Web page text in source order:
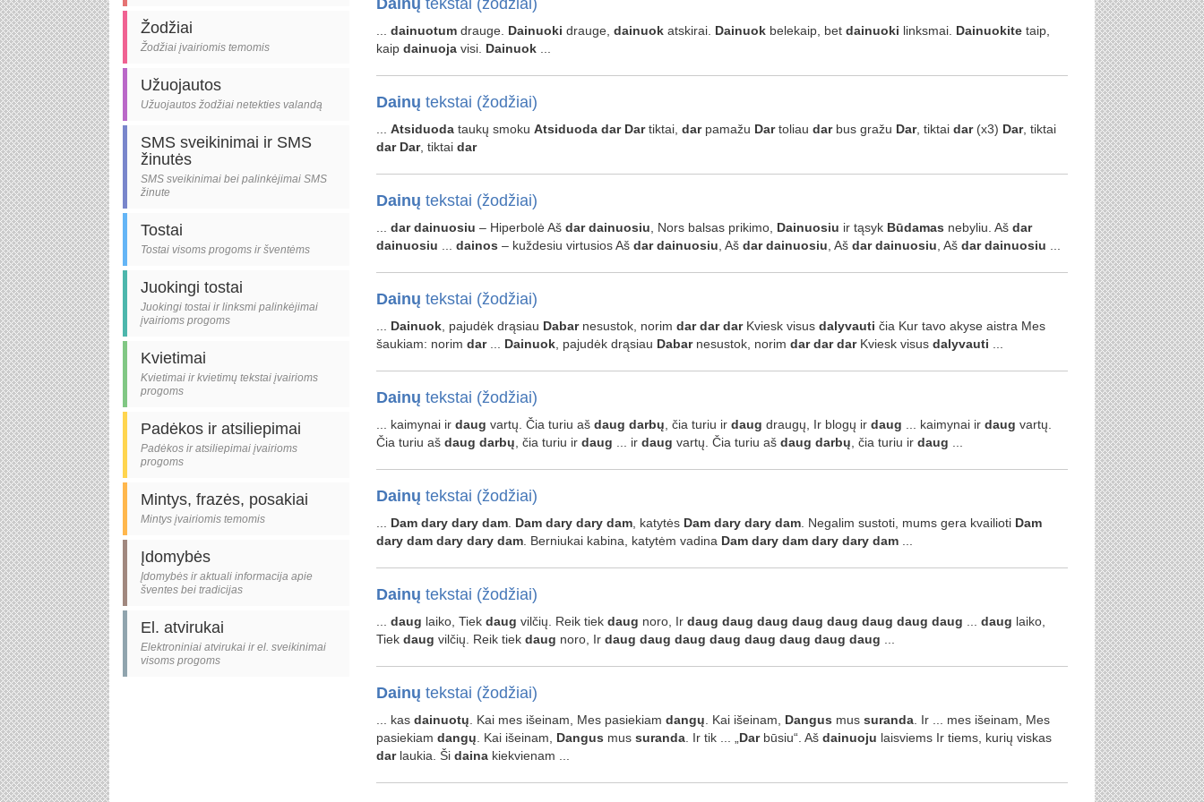
Žodžiai
Žodžiai įvairiomis temomis
Užuojautos
Užuojautos žodžiai netekties valandą
SMS sveikinimai ir SMS
žinutės
SMS sveikinimai bei palinkėjimai SMS
žinute
Tostai
Tostai visoms progoms ir šventėms
Juokingi tostai
Juokingi tostai ir linksmi palinkėjimai
įvairioms progoms
Kvietimai
Kvietimai ir kvietimų tekstai įvairioms
progoms
Padėkos ir atsiliepimai
Padėkos ir atsiliepimai įvairioms
progoms
Mintys, frazės, posakiai
Mintys įvairiomis temomis
Įdomybės
Įdomybės ir aktuali informacija apie
šventes bei tradicijas
El. atvirukai
Elektroniniai atvirukai ir el. sveikinimai
visoms progoms
Dainų tekstai (žodžiai)
dainuotumdrauge. Dainuoki drauge, dainuokatskirai. Dainuokbelekaip, bet dainuoki linksmai. Dainuokitetaip,
kaip dainuojavisi. Dainuok...
Dainų tekstai (žodžiai)
Atsiduodataukų smoku Atsiduoda dar Dartiktai, darpamažu Dartoliau darbus gražu Dar, tiktai dar(x3) Dar, tiktai
dar Dar, tiktai dar
Dainų tekstai (žodžiai)
dar dainuosiu – Hiperbolė Aš dar dainuosiu , Nors balsas prikimo, Dainuosiu ir tąsyk Būdamas nebyliu. Aš dar
dainuosiu
dainos – kuždesiu virtusios Aš dar dainuosiu , Aš dar dainuosiu , Aš dar dainuosiu , Aš dar dainuosiu
Dainų tekstai (žodžiai)
Dainuok, pajudėk drąsiau Dabarnesustok, norim dar dar darKviesk visus dalyvauti čia Kur tavo akyse aistra Mes
šaukiam: norim dar... Dainuok, pajudėk drąsiau Dabarnesustok, norim dar dar darKviesk visus dalyvauti
Dainų tekstai (žodžiai)
... kaimynai ir daug vartų. Čia turiu aš daug darbų , čia turiu ir daug draugų, Ir blogų ir daug ... kaimynai ir daug vartų.
Čia turiu aš daug darbų , čia turiu ir daug ... ir daug vartų. Čia turiu aš daug darbų , čia turiu ir daug
Dainų tekstai (žodžiai)
Dam dary dary dam. Dam dary dary dam, katytės Dam dary dary dam. Negalim sustoti, mums gera kvailioti Dam
dary dam dary dary dam. Berniukai kabina, katytėm vadina Dam dary dam dary dary dam...
Dainų tekstai (žodžiai)
daug laiko, Tiek daug vilčių. Reik tiek daug noro, Ir daug daug daug daug daug daug daug daug daug laiko,
Tiek daug vilčių. Reik tiek daug noro, Ir daug daug daug daug daug daug daug daug
Dainų tekstai (žodžiai)
... kas dainuotų . Kai mes išeinam, Mes pasiekiam dangų . Kai išeinam, Dangus mus suranda. Ir ... mes išeinam, Mes
pasiekiam dangų . Kai išeinam, Dangus mus suranda. Ir tik ... „ Darbūsiu“. Aš dainuoju laisviems Ir tiems, kurių viskas
darlaukia. Ši dainakiekvienam ...